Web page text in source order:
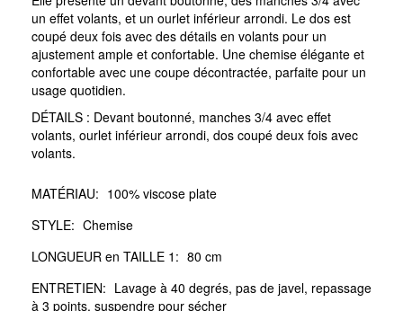
un effet volants, et un ourlet inférieur arrondi. Le dos est
coupé deux fois avec des détails en volants pour un
ajustement ample et confortable. Une chemise élégante et
confortable avec une coupe décontractée, parfaite pour un
usage quotidien.
DÉTAILS : Devant boutonné, manches 3/4 avec effet
volants, ourlet inférieur arrondi, dos coupé deux fois avec
volants.
MATÉRIAU: 100% viscose plate
STYLE: Chemise
LONGUEUR en TAILLE 1: 80 cm
ENTRETIEN: Lavage à 40 degrés, pas de javel, repassage
à 3 points, suspendre pour sécher